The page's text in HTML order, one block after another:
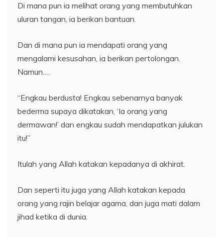
Di mana pun ia melihat orang yang membutuhkan
uluran tangan, ia berikan bantuan.
Dan di mana pun ia mendapati orang yang
mengalami kesusahan, ia berikan pertolongan.
Namun….
“Engkau berdusta! Engkau sebenarnya banyak
bederma supaya dikatakan, ‘Ia orang yang
dermawan!’ dan engkau sudah mendapatkan julukan
itu!”
Itulah yang Allah katakan kepadanya di akhirat.
Dan seperti itu juga yang Allah katakan kepada
orang yang rajin belajar agama, dan juga mati dalam
jihad ketika di dunia.